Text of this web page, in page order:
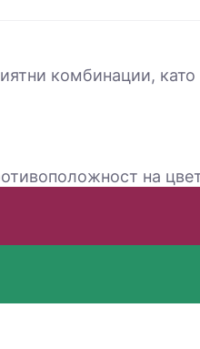
комбинации,
на